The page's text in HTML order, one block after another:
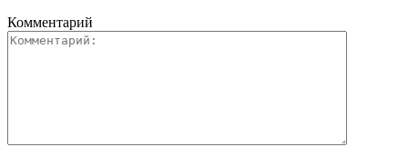
Комментарий